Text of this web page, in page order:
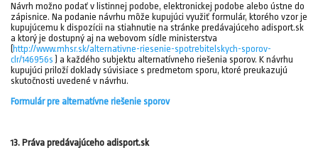
Návrh možno podať v listinnej podobe, elektronickej podobe alebo ústne do
zápisnice. Na podanie návrhu môže kupujúci využiť formulár, ktorého vzor je
kupujúcemu k dispozícii na stiahnutie na stránke predávajúceho adisport.sk
a ktorý je dostupný aj na webovom sídle ministerstva
(http://www.mhsr.sk/alternativne-riesenie-spotrebitelskych-sporov-
clr/146956s ) a každého subjektu alternatívneho riešenia sporov. K návrhu
kupujúci priloží doklady súvisiace s predmetom sporu, ktoré preukazujú
skutočnosti uvedené v návrhu.
Formulár pre alternatívne riešenie sporov
13. Práva predávajúceho adisport.sk